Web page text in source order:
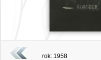
rok: 1958